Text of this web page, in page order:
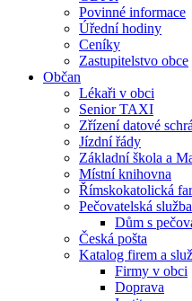
Povinné informace
Úřední hodiny
Ceníky
Zastupitelstvo obce
Občan
Lékaři v obci
Senior TAXI
Zřízení datové
Jízdní řády
Základní škola a
Místní knihovna
Římskokatolická
Pečovatelská
Dům s
Česká pošta
Katalog firem a
Firmy v obci
Doprava